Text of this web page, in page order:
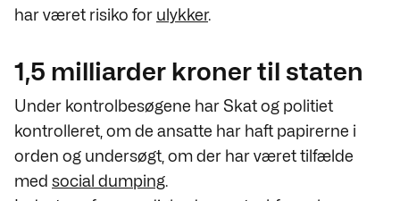
har været risiko for ulykker.
1,5 milliarder kroner til staten
Under kontrolbesøgene har Skat og politiet
kontrolleret, om de ansatte har haft papirerne i
orden og undersøgt, om der har været tilfælde
med social dumping.